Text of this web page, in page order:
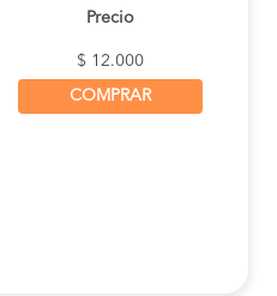
Precio
$ 12.000
COMPRAR